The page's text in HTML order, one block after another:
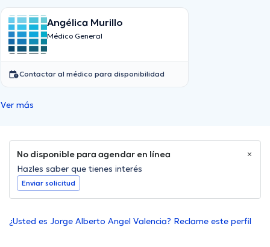
Angélica Murillo
Médico General
Contactar al médico para disponibilidad
Ver más
No disponible para agendar en línea
Hazles saber que tienes interés
Enviar solicitud
¿Usted es Jorge Alberto Angel Valencia? Reclame este perfil